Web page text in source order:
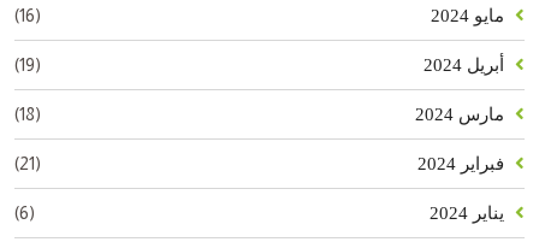
مايو 2024 (16)
أبريل 2024 (19)
مارس 2024 (18)
فبراير 2024 (21)
يناير 2024 (6)